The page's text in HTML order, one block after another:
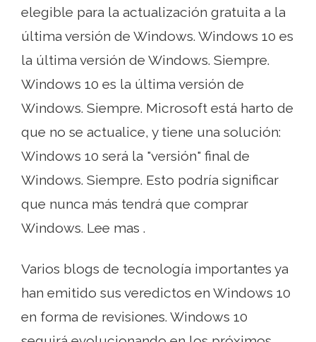
elegible para la actualización gratuita a la
última versión de Windows. Windows 10 es
la última versión de Windows. Siempre.
Windows 10 es la última versión de
Windows. Siempre. Microsoft está harto de
que no se actualice, y tiene una solución:
Windows 10 será la "versión" final de
Windows. Siempre. Esto podría significar
que nunca más tendrá que comprar
Windows. Lee mas .
Varios blogs de tecnología importantes ya
han emitido sus veredictos en Windows 10
en forma de revisiones. Windows 10